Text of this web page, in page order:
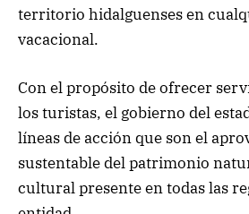
territorio hidalguenses en
vacacional.
Con el propósito de ofrecer
los turistas, el gobierno del
líneas de acción que son el
sustentable del patrimonio
cultural presente en todas las